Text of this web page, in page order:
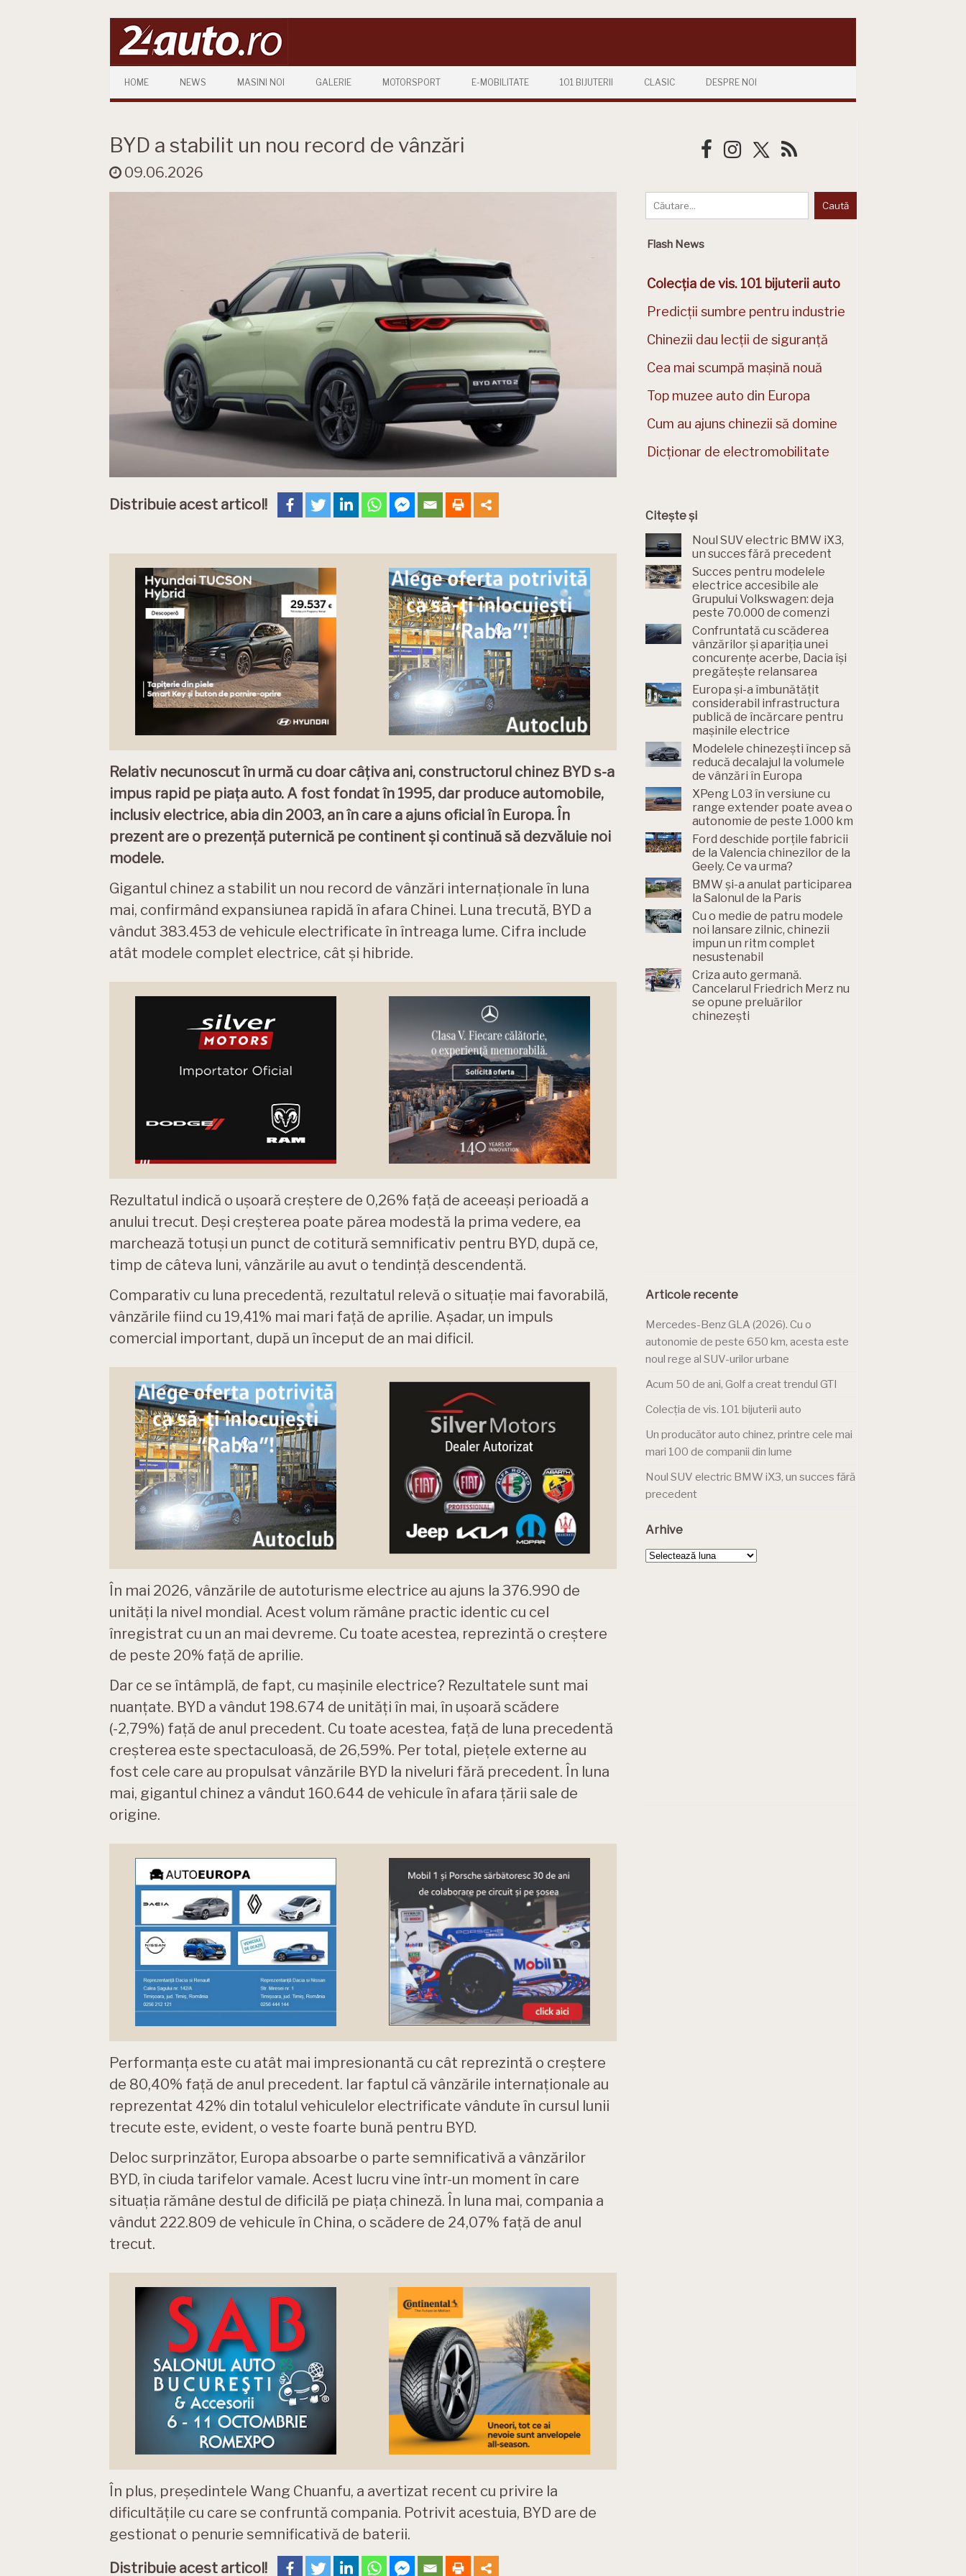
HOME NEWS MASINI NOI GALERIE MOTORSPORT E-MOBILITATE 101 BIJUTERII CLASIC DESPRE NOI
BYD a stabilit un nou record de vânzări
09.06.2026
Distribuie acest articol!
Relativ necunoscut în urmă cu doar câțiva ani, constructorul chinez BYD s-a
impus rapid pe piața auto. A fost fondat în 1995, dar produce automobile,
inclusiv electrice, abia din 2003, an în care a ajuns oficial în Europa. În
prezent are o prezență puternică pe continent și continuă să dezvăluie noi
modele.
Gigantul chinez a stabilit un nou record de vânzări internaționale în luna
mai, confirmând expansiunea rapidă în afara Chinei. Luna trecută, BYD a
vândut 383.453 de vehicule electrificate în întreaga lume. Cifra include
atât modele complet electrice, cât și hibride.
Rezultatul indică o ușoară creștere de 0,26% față de aceeași perioadă a
anului trecut. Deși creșterea poate părea modestă la prima vedere, ea
marchează totuși un punct de cotitură semnificativ pentru BYD, după ce,
timp de câteva luni, vânzările au avut o tendință descendentă.
Comparativ cu luna precedentă, rezultatul relevă o situație mai favorabilă,
vânzările fiind cu 19,41% mai mari față de aprilie. Așadar, un impuls
comercial important, după un început de an mai dificil.
În mai 2026, vânzările de autoturisme electrice au ajuns la 376.990 de
unități la nivel mondial. Acest volum rămâne practic identic cu cel
înregistrat cu un an mai devreme. Cu toate acestea, reprezintă o creștere
de peste 20% față de aprilie.
Dar ce se întâmplă, de fapt, cu mașinile electrice? Rezultatele sunt mai
nuanțate. BYD a vândut 198.674 de unități în mai, în ușoară scădere
(-2,79%) față de anul precedent. Cu toate acestea, față de luna precedentă
creșterea este spectaculoasă, de 26,59%. Per total, piețele externe au
fost cele care au propulsat vânzările BYD la niveluri fără precedent. În luna
mai, gigantul chinez a vândut 160.644 de vehicule în afara țării sale de
origine.
Performanța este cu atât mai impresionantă cu cât reprezintă o creștere
de 80,40% față de anul precedent. Iar faptul că vânzările internaționale au
reprezentat 42% din totalul vehiculelor electrificate vândute în cursul lunii
trecute este, evident, o veste foarte bună pentru BYD.
Deloc surprinzător, Europa absoarbe o parte semnificativă a vânzărilor
BYD, în ciuda tarifelor vamale. Acest lucru vine într-un moment în care
situația rămâne destul de dificilă pe piața chineză. În luna mai, compania a
vândut 222.809 de vehicule în China, o scădere de 24,07% față de anul
trecut.
În plus, președintele Wang Chuanfu, a avertizat recent cu privire la
dificultățile cu care se confruntă compania. Potrivit acestuia, BYD are de
gestionat o penurie semnificativă de baterii.
Distribuie acest articol!
Flash News
Colecția de vis. 101 bijuterii auto
Predicții sumbre pentru industrie
Chinezii dau lecții de siguranță
Cea mai scumpă mașină nouă
Top muzee auto din Europa
Cum au ajuns chinezii să domine
Dicționar de electromobilitate
Citește și
Noul SUV electric BMW iX3,
un succes fără precedent
Succes pentru modelele
electrice accesibile ale
Grupului Volkswagen: deja
peste 70.000 de comenzi
Confruntată cu scăderea
vânzărilor și apariția unei
concurențe acerbe, Dacia își
pregătește relansarea
Europa și-a îmbunătățit
considerabil infrastructura
publică de încărcare pentru
mașinile electrice
Modelele chinezești încep să
reducă decalajul la volumele
de vânzări în Europa
XPeng L03 în versiune cu
range extender poate avea o
autonomie de peste 1.000 km
Ford deschide porțile fabricii
de la Valencia chinezilor de la
Geely. Ce va urma?
BMW și-a anulat participarea
la Salonul de la Paris
Cu o medie de patru modele
noi lansare zilnic, chinezii
impun un ritm complet
nesustenabil
Criza auto germană.
Cancelarul Friedrich Merz nu
se opune preluărilor
chinezești
Articole recente
Mercedes-Benz GLA (2026). Cu o
autonomie de peste 650 km, acesta este
noul rege al SUV-urilor urbane
Acum 50 de ani, Golf a creat trendul GTI
Colecția de vis. 101 bijuterii auto
Un producător auto chinez, printre cele mai
mari 100 de companii din lume
Noul SUV electric BMW iX3, un succes fără
precedent
Arhive
Arhive